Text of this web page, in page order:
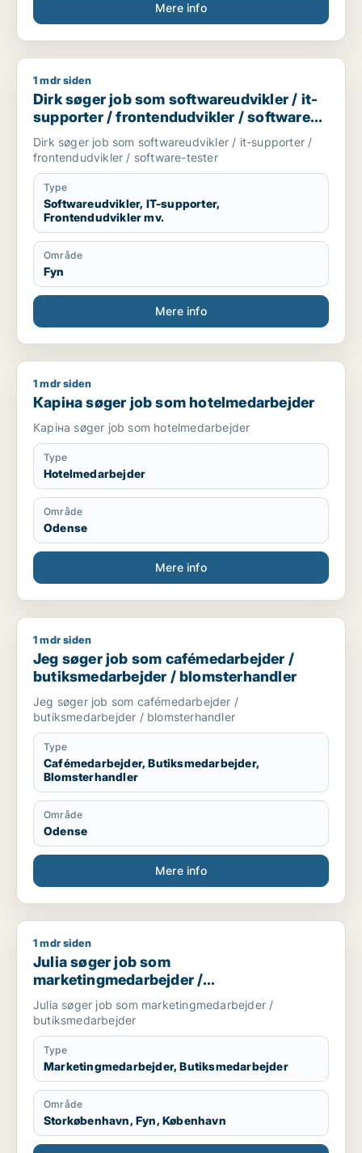
Mere info
Dirk søger job som softwareudvikler / it-supporter /
1 mdr siden
Dirk søger job som softwareudvikler / it-
supporter / frontendudvikler / software-
tester
Dirk søger job som softwareudvikler / it-supporter /
frontendudvikler / software-tester
Type
Softwareudvikler, IT-supporter,
Frontendudvikler mv.
Område
Fyn
Mere info
Карiна søger job som hotelmedarbejder
1 mdr siden
Карiна søger job som hotelmedarbejder
Карiна søger job som hotelmedarbejder
Type
Hotelmedarbejder
Område
Odense
Mere info
Jeg søger job som cafémedarbejder / butiksmedarbejder /
1 mdr siden
Jeg søger job som cafémedarbejder /
butiksmedarbejder / blomsterhandler
Jeg søger job som cafémedarbejder /
butiksmedarbejder / blomsterhandler
Type
Cafémedarbejder, Butiksmedarbejder,
Blomsterhandler
Område
Odense
Mere info
Julia søger job som marketingmedarbejder /
1 mdr siden
Julia søger job som
marketingmedarbejder /
butiksmedarbejder
Julia søger job som marketingmedarbejder /
butiksmedarbejder
Type
Marketingmedarbejder, Butiksmedarbejder
Område
Storkøbenhavn, Fyn, København